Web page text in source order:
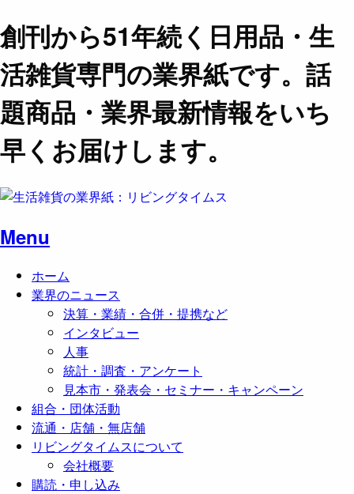
創刊から51年続く日用品・生
活雑貨専門の業界紙です。話
題商品・業界最新情報をいち
早くお届けします。
Menu
ホーム
業界のニュース
決算・業績・合併・提携など
インタビュー
人事
統計・調査・アンケート
見本市・発表会・セミナー・キャンペーン
組合・団体活動
流通・店舗・無店舗
リビングタイムスについて
会社概要
購読・申し込み